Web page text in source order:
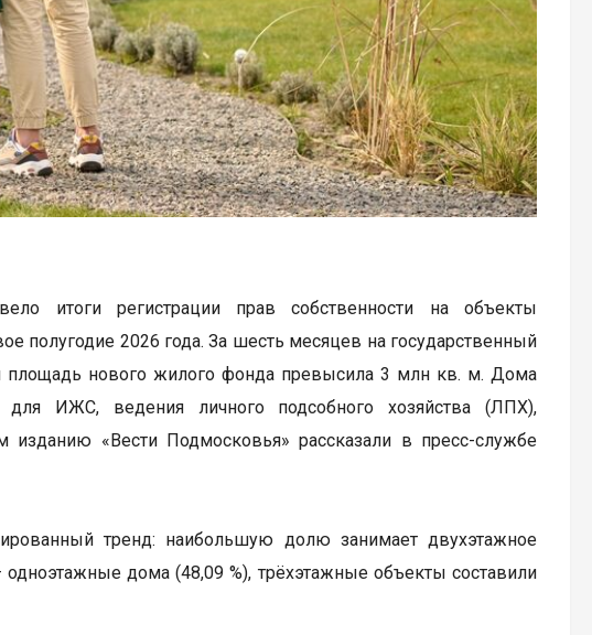
итоги регистрации прав собственности на объекты
полугодие 2026 года. За шесть месяцев на государственный
площадь нового жилого фонда превысила 3 млн кв. м. Дома
для ИЖС, ведения личного подсобного хозяйства (ЛПХ),
изданию «Вести Подмосковья» рассказали в пресс-службе
тренд: наибольшую долю занимает двухэтажное
дома (48,09 %), трёхэтажные объекты составили